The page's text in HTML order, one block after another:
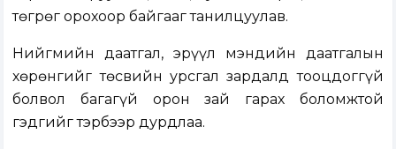
төгрөг орохоор байгааг танилцуулав.
Нийгмийн даатгал, эрүүл мэндийн даатгалын
хөрөнгийг төсвийн урсгал зардалд тооцдоггүй
болвол багагүй орон зай гарах боломжтой
гэдгийг тэрбээр дурдлаа.